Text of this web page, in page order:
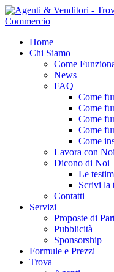
Home
Chi Siamo
Come
News
FAQ
Come
Come
Come
Come
Come
Lavora con Noi
Dicono di Noi
Le
Scrivi la
Contatti
Servizi
Proposte di
Pubblicità
Sponsorship
Formule e Prezzi
Trova